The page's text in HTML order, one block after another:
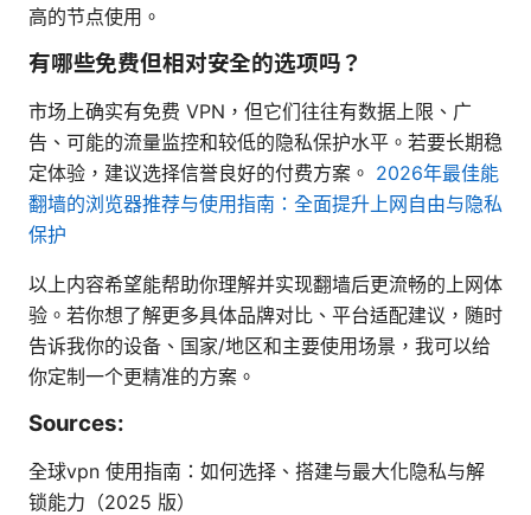
高的节点使用。
有哪些免费但相对安全的选项吗？
市场上确实有免费 VPN，但它们往往有数据上限、广
告、可能的流量监控和较低的隐私保护水平。若要长期稳
定体验，建议选择信誉良好的付费方案。 2026年最佳能
翻墙的浏览器推荐与使用指南：全面提升上网自由与隐私
保护
以上内容希望能帮助你理解并实现翻墙后更流畅的上网体
验。若你想了解更多具体品牌对比、平台适配建议，随时
告诉我你的设备、国家/地区和主要使用场景，我可以给
你定制一个更精准的方案。
Sources:
全球vpn 使用指南：如何选择、搭建与最大化隐私与解
锁能力（2025 版）